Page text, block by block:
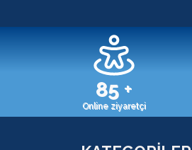
107 +
Online ziyaretçi